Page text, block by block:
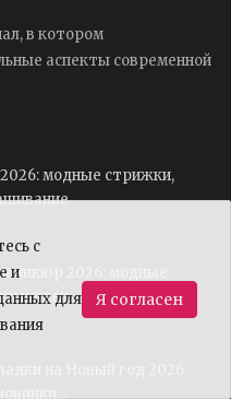
в котором
аспекты современной
модные стрижки,
2026: модные
и идеи...
с
и
для
Я согласен